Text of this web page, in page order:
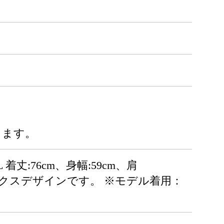
す。
丈:76cm、身幅:59cm、肩
スデザインです。 ※モデル着用：